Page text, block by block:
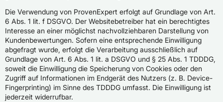
Die Verwendung von ProvenExpert erfolgt auf Grundlage von Art.
6 Abs. 1 lit. f DSGVO. Der Websitebetreiber hat ein berechtigtes
Interesse an einer möglichst nachvollziehbaren Darstellung von
Kundenbewertungen. Sofern eine entsprechende Einwilligung
abgefragt wurde, erfolgt die Verarbeitung ausschließlich auf
Grundlage von Art. 6 Abs. 1 lit. a DSGVO und § 25 Abs. 1 TDDDG,
soweit die Einwilligung die Speicherung von Cookies oder den
Zugriff auf Informationen im Endgerät des Nutzers (z. B. Device-
Fingerprinting) im Sinne des TDDDG umfasst. Die Einwilligung ist
jederzeit widerrufbar.